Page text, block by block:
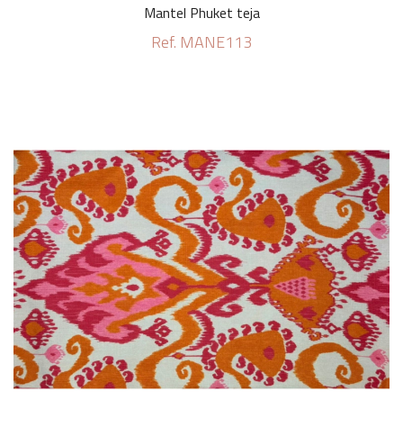
Mantel Phuket teja
Ref. MANE113